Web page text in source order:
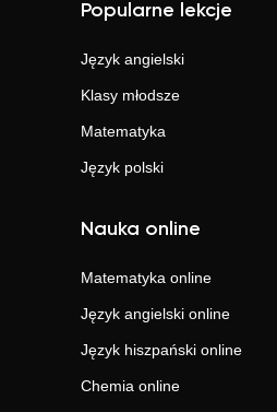
Popularne lekcje
Język angielski
Klasy młodsze
Matematyka
Język polski
Nauka online
Matematyka online
Język angielski online
Język hiszpański online
Chemia online